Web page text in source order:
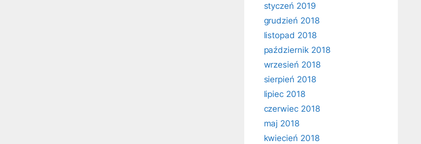
styczeń 2019
grudzień 2018
listopad 2018
październik 2018
wrzesień 2018
sierpień 2018
lipiec 2018
czerwiec 2018
maj 2018
kwiecień 2018